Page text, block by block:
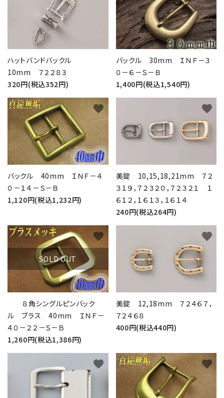
ハットバンドバックル
10mm ７２２８３
320円(税込352円)
バックル 30mm ＩＮＦ－３
０－６－Ｓ－Ｂ
1,400円(税込1,540円)
バックル 40mm ＩＮＦ－４
０－１４－Ｓ－Ｂ
1,120円(税込1,232円)
favorite
美錠 10,15,18,21mm ７２
３１９，７２３２０，７２３２１ １
６１２，１６１３，１６１４
240円(税込264円)
favorite
SOLD OUT
８角シングルピンバック
ル ブラス 40mm ＩＮＦ－
４０－２２－Ｓ－Ｂ
1,260円(税込1,386円)
favorite
美錠 12,18mm ７２４６７，
７２４６８
400円(税込440円)
favorite
favorite favorite